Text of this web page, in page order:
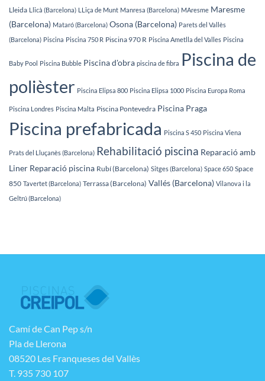
Lleida Llicà (Barcelona) LLiça de Munt Manresa (Barcelona) MAresme Maresme
(Barcelona) Mataró (Barcelona) Osona (Barcelona) Parets del Vallès
(Barcelona) Piscina Piscina 750 R Piscina 970 R Piscina Ametlla del Valles Piscina
Baby Pool Piscina Bubble Piscina d'obra piscina de fibra Piscina de
polièster Piscina Elipsa 800 Piscina Elipsa 1000 Piscina Europa Roma
Piscina Londres Piscina Malta Piscina Pontevedra Piscina Praga
Piscina prefabricada Piscina S 450 Piscina Viena
Prats del Lluçanès (Barcelona) Rehabilitació piscina Reparació amb
Liner Reparació piscina Rubí (Barcelona) Sitges (Barcelona) Space 650 Space
850 Tavertet (Barcelona) Terrassa (Barcelona) Vallés (Barcelona) Vilanova i la
Geltrú (Barcelona)
Camí de Can Pep s/n
Pla de Llerona
08520 Les Franqueses del Vallès
T. 935 730 107